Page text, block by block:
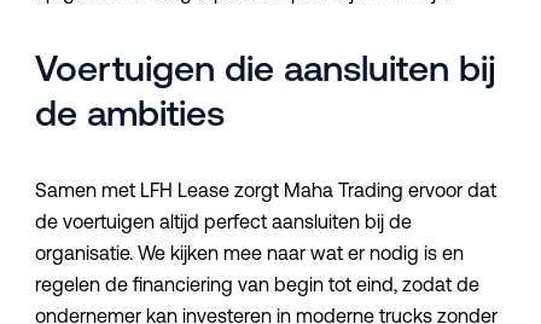
Voertuigen die aansluiten bij
de ambities
Samen met LFH Lease zorgt Maha Trading ervoor dat
de voertuigen altijd perfect aansluiten bij de
organisatie. We kijken mee naar wat er nodig is en
regelen de financiering van begin tot eind, zodat de
ondernemer kan investeren in moderne trucks zonder